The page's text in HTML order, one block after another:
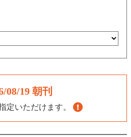
08/19 朝刊
定いただけます。